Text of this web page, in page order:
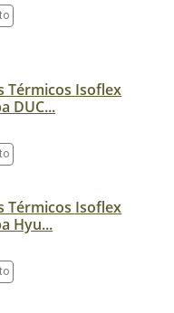
Térmicos Isoflex
DUC...
Térmicos Isoflex
Hyu...